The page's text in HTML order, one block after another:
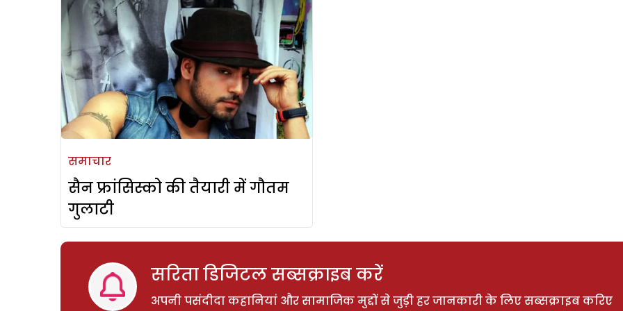
समाचार
सैन फ्रांसिस्को की तैयारी में गौतम
गुलाटी
सरिता डिजिटल सब्सक्राइब करें
अपनी पसंदीदा कहानियां और सामाजिक मुद्दों से जुड़ी हर जानकारी के लिए सब्सक्राइब करिए